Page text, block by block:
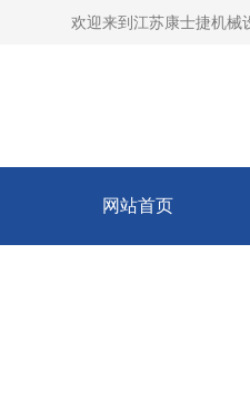
欢迎来到 江苏康士捷机械
网站首页